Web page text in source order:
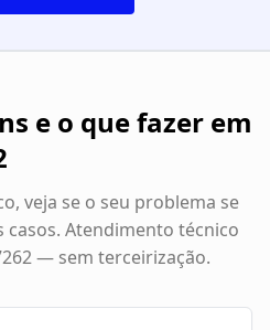
e o que fazer em
veja se o seu problema se
casos. Atendimento técnico
— sem terceirização.